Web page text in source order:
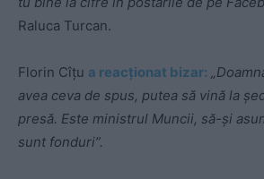
Raluca Turcan.
Florin Cîțu a reacționat bizar:
avea ceva de spus, putea să vină la
presă. Este ministrul Muncii, să-și
sunt fonduri”.